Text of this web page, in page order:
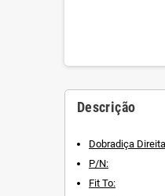
Descrição
Dobradiça
P/N:
Fit To: